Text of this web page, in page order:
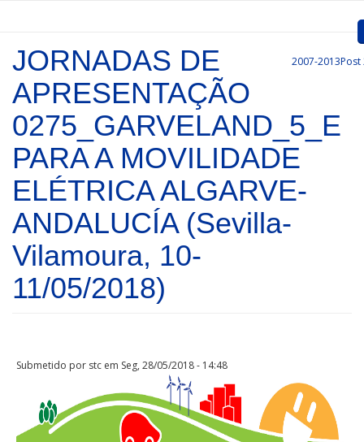
Inicio
Apresentação
Convocatórias
Projetos Aprovados
Comunicação
Documentos
Gestão de Projetos
2007-2013Post
JORNADAS DE
APRESENTAÇÃO
0275_GARVELAND_5_E
PARA A MOVILIDADE
ELÉTRICA ALGARVE-
ANDALUCÍA (Sevilla-
Vilamoura, 10-
11/05/2018)
Submetido por stc em Seg, 28/05/2018 - 14:48